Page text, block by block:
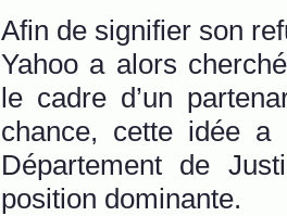
Afin de signifier son
Yahoo a alors
le cadre d’un
chance, cette idée
Département de
position dominante.